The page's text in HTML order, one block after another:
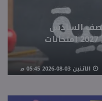
السادس
الابتدائي لغة عربية ترم أول 2027 امتحانات
الاثنين 03-08-2026 05:45 مـ